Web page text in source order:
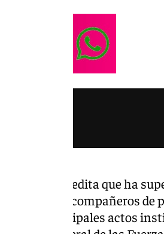
que acredita que ha
todos sus compañeros de
de los principales actos